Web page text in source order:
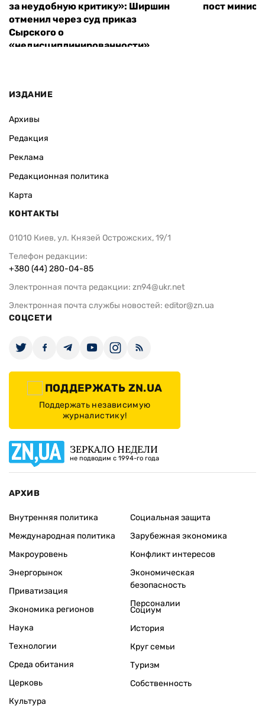
за неудобную критику»: Ширшин
отменил через суд приказ
Сырского о
«недисциплинированности»
пост
ИЗДАНИЕ
Архивы
Редакция
Реклама
Редакционная политика
Карта
КОНТАКТЫ
01010 Киев, ул. Князей Острожских, 19/1
Телефон редакции:
+380 (44) 280-04-85
Электронная почта редакции: zn94@ukr.net
Электронная почта службы новостей: editor@zn.ua
СОЦСЕТИ
ПОДДЕРЖАТЬ ZN.UA
Поддержать независимую
журналистику!
ЗЕРКАЛО НЕДЕЛИ
не подводим с 1994-го года
АРХИВ
Внутренняя политика
Международная политика
Макроуровень
Энергорынок
Приватизация
Экономика регионов
Социальная защита
Зарубежная экономика
Конфликт интересов
Экономическая
безопасность
Персоналии
Наука
Технологии
Среда обитания
Церковь
Культура
Социум
История
Круг семьи
Туризм
Собственность